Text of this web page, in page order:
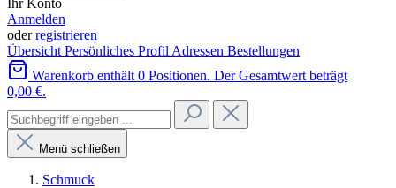
Ihr Konto
Anmelden
oderregistrieren
Übersicht Persönliches Profil Adressen Bestellungen
Warenkorb enthält 0 Positionen. Der Gesamtwert beträgt
0,00 €.
Menü schließen
Schmuck